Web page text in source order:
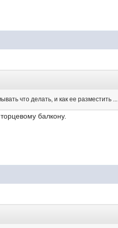
что делать, и как ее разместить ...
балкону.